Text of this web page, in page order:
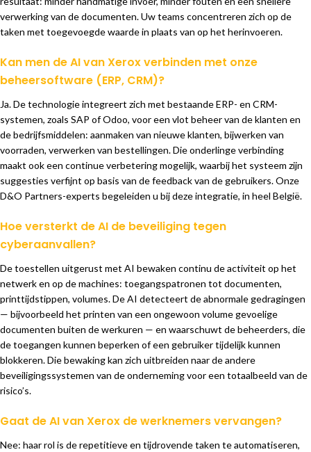
verwerking van de documenten. Uw teams concentreren zich op de
taken met toegevoegde waarde in plaats van op het herinvoeren.
Kan men de AI van Xerox verbinden met onze
beheersoftware (ERP, CRM)?
Ja. De technologie integreert zich met bestaande ERP- en CRM-
systemen, zoals SAP of Odoo, voor een vlot beheer van de klanten en
de bedrijfsmiddelen: aanmaken van nieuwe klanten, bijwerken van
voorraden, verwerken van bestellingen. Die onderlinge verbinding
maakt ook een continue verbetering mogelijk, waarbij het systeem zijn
suggesties verfijnt op basis van de feedback van de gebruikers. Onze
D&O Partners-experts begeleiden u bij deze integratie, in heel België.
Hoe versterkt de AI de beveiliging tegen
cyberaanvallen?
De toestellen uitgerust met AI bewaken continu de activiteit op het
netwerk en op de machines: toegangspatronen tot documenten,
printtijdstippen, volumes. De AI detecteert de abnormale gedragingen
— bijvoorbeeld het printen van een ongewoon volume gevoelige
documenten buiten de werkuren — en waarschuwt de beheerders, die
de toegangen kunnen beperken of een gebruiker tijdelijk kunnen
blokkeren. Die bewaking kan zich uitbreiden naar de andere
beveiligingssystemen van de onderneming voor een totaalbeeld van de
risico’s.
Gaat de AI van Xerox de werknemers vervangen?
Nee: haar rol is de repetitieve en tijdrovende taken te automatiseren,